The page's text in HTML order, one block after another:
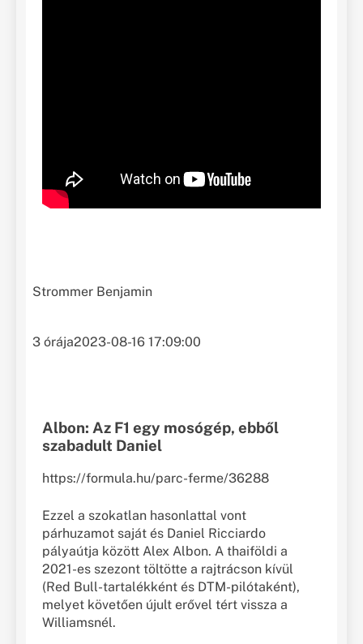
Strommer Benjamin
3 órája2023-08-16 17:09:00
Albon: Az F1 egy mosógép, ebből
szabadult Daniel
https://formula.hu/parc-ferme/36288
Ezzel a szokatlan hasonlattal vont
párhuzamot saját és Daniel Ricciardo
pályaútja között Alex Albon. A thaiföldi a
2021-es szezont töltötte a rajtrácson kívül
(Red Bull-tartalékként és DTM-pilótaként),
melyet követően újult erővel tért vissza a
Williamsnél.